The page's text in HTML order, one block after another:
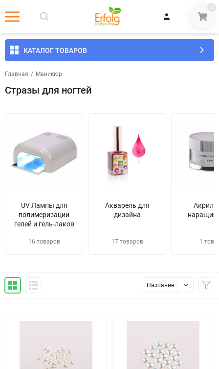
0
КАТАЛОГ ТОВАРОВ
Главная / Маникюр
Стразы для ногтей
UV Лампы для
полимеризации
гелей и гель-лаков
16 товаров
Акварель для
дизайна
17 товаров
Акрил
1
Название